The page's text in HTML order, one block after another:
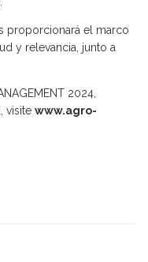
proporcionará el marco
y relevancia, junto a
2024,
visite www.agro-